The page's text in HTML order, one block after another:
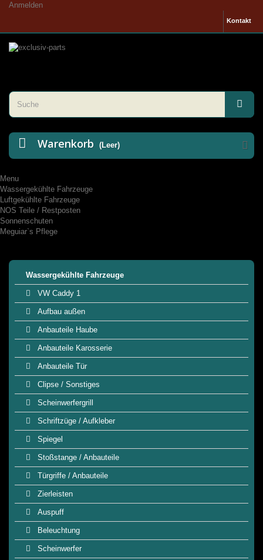
Anmelden
Kontakt
Warenkorb (Leer)
Menu
Wassergekühlte Fahrzeuge
Luftgekühlte Fahrzeuge
NOS Teile / Restposten
Sonnenschuten
Meguiar`s Pflege
Wassergekühlte Fahrzeuge
VW Caddy 1
Aufbau außen
Anbauteile Haube
Anbauteile Karosserie
Anbauteile Tür
Clipse / Sonstiges
Scheinwerfergrill
Schriftzüge / Aufkleber
Spiegel
Stoßstange / Anbauteile
Türgriffe / Anbauteile
Zierleisten
Auspuff
Beleuchtung
Scheinwerfer